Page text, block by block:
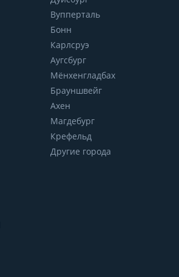
Вупперталь
Бонн
Карлсруэ
Аугсбург
Мёнхенгладбах
Брауншвейг
Ахен
Магдебург
Крефельд
Другие города